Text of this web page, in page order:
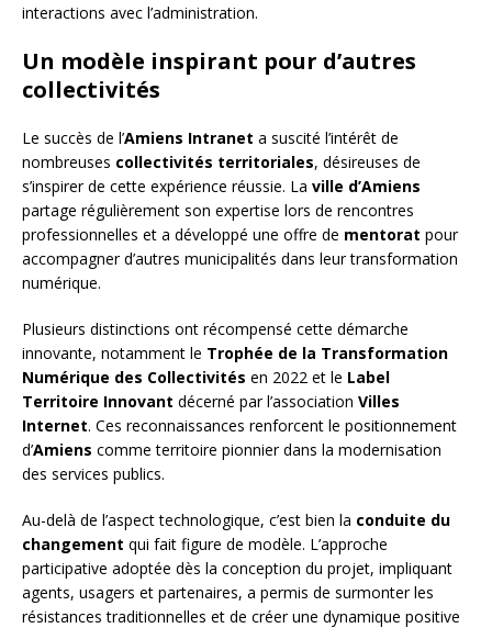
interactions avec l’administration.
Un modèle inspirant pour d’autres
collectivités
Le succès de l’Amiens Intranet a suscité l’intérêt de
nombreuses collectivités territoriales, désireuses de
s’inspirer de cette expérience réussie. La ville d’Amiens
partage régulièrement son expertise lors de rencontres
professionnelles et a développé une offre de mentorat pour
accompagner d’autres municipalités dans leur transformation
numérique.
Plusieurs distinctions ont récompensé cette démarche
innovante, notamment le Trophée de la Transformation
Numérique des Collectivités en 2022 et le Label
Territoire Innovant décerné par l’association Villes
Internet. Ces reconnaissances renforcent le positionnement
d’Amiens comme territoire pionnier dans la modernisation
des services publics.
Au-delà de l’aspect technologique, c’est bien la conduite du
changement qui fait figure de modèle. L’approche
participative adoptée dès la conception du projet, impliquant
agents, usagers et partenaires, a permis de surmonter les
résistances traditionnelles et de créer une dynamique positive